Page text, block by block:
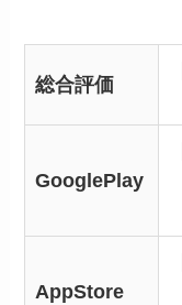
総合評価
GooglePlay
AppStore